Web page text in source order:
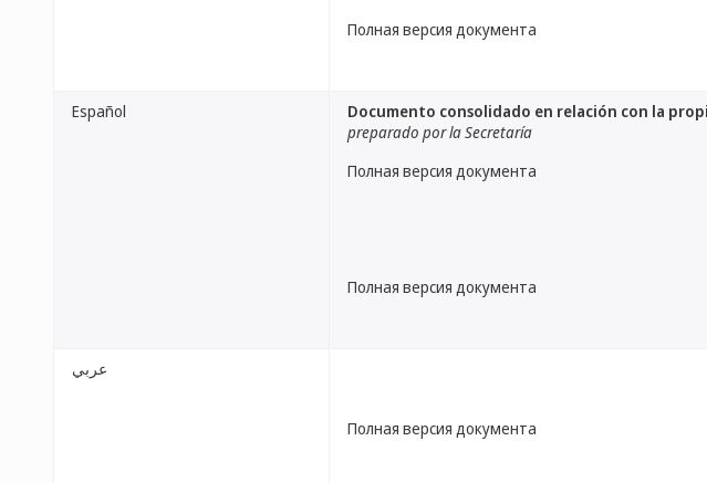
Полная версия документа
Español
Documento consolidado en relación con la
preparado por la Secretaría
Полная версия документа
Полная версия документа
عربي
Полная версия документа